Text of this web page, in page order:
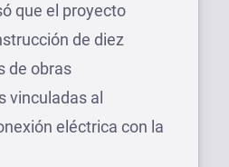
que el proyecto
de diez
de obras
vinculadas al
eléctrica con la